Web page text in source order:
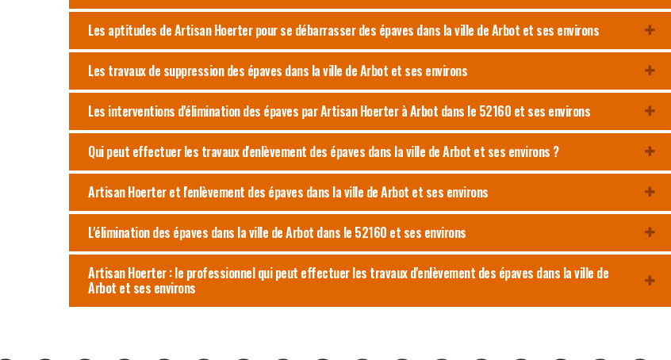
Les aptitudes de Artisan Hoerter pour se débarrasser des épaves dans la ville de Arbot et ses environs
Les travaux de suppression des épaves dans la ville de Arbot et ses environs
Les interventions d'élimination des épaves par Artisan Hoerter à Arbot dans le 52160 et ses environs
Qui peut effectuer les travaux d'enlèvement des épaves dans la ville de Arbot et ses environs ?
Artisan Hoerter et l'enlèvement des épaves dans la ville de Arbot et ses environs
L'élimination des épaves dans la ville de Arbot dans le 52160 et ses environs
Artisan Hoerter : le professionnel qui peut effectuer les travaux d'enlèvement des épaves dans la ville de
Arbot et ses environs